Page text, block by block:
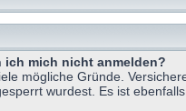
ich mich nicht anmelden?
mögliche Gründe.
wurdest. Es ist